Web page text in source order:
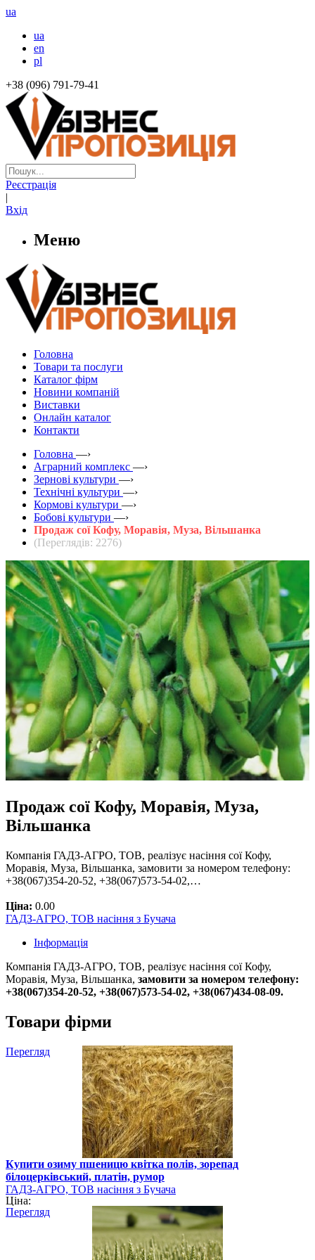
ua
ua
en
pl
+38 (096) 791-79-41
Реєстрація
|
Вхід
Меню
Головна
Товари та послуги
Каталог фірм
Новини компаній
Виставки
Онлайн каталог
Контакти
Головна —›
Аграрний комплекс —›
Зернові культури —›
Технічні культури —›
Кормові культури —›
Бобові культури —›
Продаж сої Кофу, Моравія, Муза, Вільшанка
(Переглядів: 2276)
Продаж сої Кофу, Моравія, Муза,
Вільшанка
Компанія ГАДЗ-АГРО, ТОВ, реалізує насіння сої Кофу,
Моравія, Муза, Вільшанка, замовити за номером телефону:
+38(067)354-20-52, +38(067)573-54-02,…
Ціна: 0.00
ГАДЗ-АГРО, ТОВ насіння з Бучача
Інформація
Компанія ГАДЗ-АГРО, ТОВ, реалізує насіння сої Кофу,
Моравія, Муза, Вільшанка, замовити за номером телефону:
+38(067)354-20-52, +38(067)573-54-02, +38(067)434-08-09.
Товари фірми
Перегляд
Купити озиму пшеницю квітка полів, зорепад
білоцерківський, платін, румор
ГАДЗ-АГРО, ТОВ насіння з Бучача
Ціна:
Перегляд